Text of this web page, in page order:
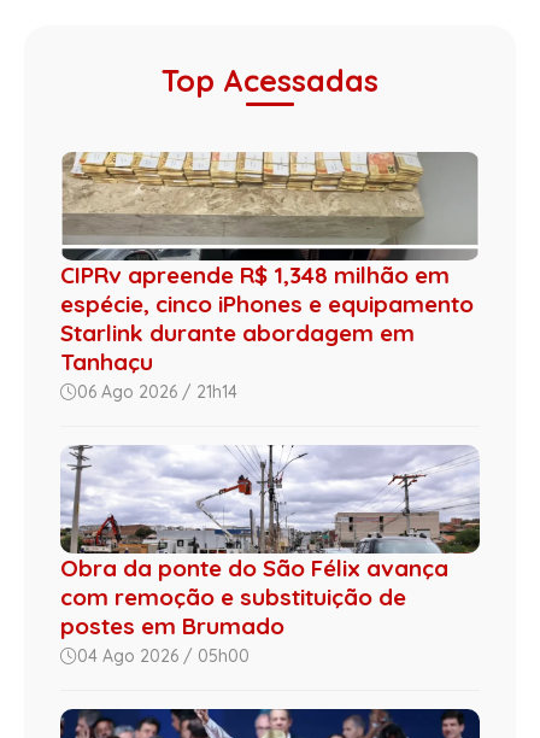
Top Acessadas
CIPRv apreende R$ 1,348 milhão em
espécie, cinco iPhones e equipamento
Starlink durante abordagem em
Tanhaçu
06 Ago 2026 / 21h14
Obra da ponte do São Félix avança
com remoção e substituição de
postes em Brumado
04 Ago 2026 / 05h00